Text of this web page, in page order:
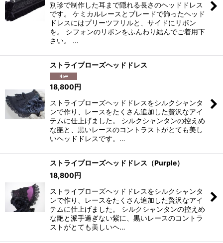
別珍で制作した耳まで隠れる長さのヘッドドレス
です。 ケミカルレースとブレードで飾ったヘッド
ドレスにはプリーツフリルと、サイドにリボン
を。 シフォンのリボンをふんわり結んでご着用下
さい。 …
ストライプローズヘッドドレス
18,800円
ストライプローズヘッドドレスをシルクシャンタ
ンで作り、レースをたくさん追加した贅沢なアイ
テムに仕上げました。 シルクシャンタンの控えめ
な艶と、黒いレースのコントラストがとても美し
いヘッドドレスです。…
ストライプローズヘッドドレス（Purple）
18,800円
ストライプローズヘッドドレスをシルクシャンタ
ンで作り、レースをたくさん追加した贅沢なアイ
テムに仕上げました。 シルクシャンタンの控えめ
な艶と派手過ぎない紫に、黒いレースのコントラ
ストがとても美しいヘ…